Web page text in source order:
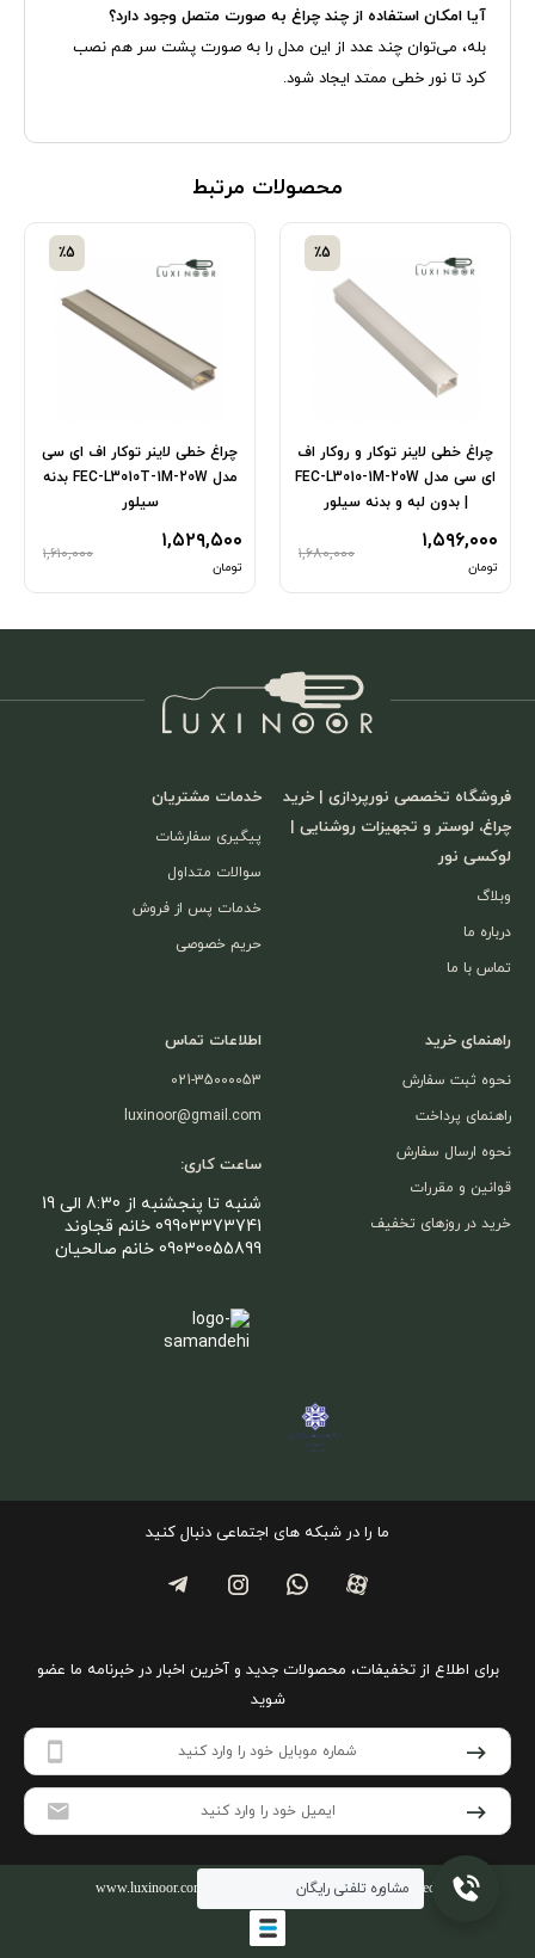
آیا امکان استفاده از چند چراغ به صورت متصل وجود دارد؟
بله، می‌توان چند عدد از این مدل را به صورت پشت سر هم نصب
کرد تا نور خطی ممتد ایجاد شود.
محصولات مرتبط
چراغ خطی لاینر توکار و روکار اف
ای سی مدل FEC-L3010-1M-20W
| بدون لبه و بدنه سیلور
۱,۵۹۶,۰۰۰
تومان
۱,۶۸۰,۰۰۰
٪5
چراغ خطی لاینر توکار اف ای سی
مدل FEC-L3010T-1M-20W بدنه
سیلور
۱,۵۲۹,۵۰۰
تومان
۱,۶۱۰,۰۰۰
٪5
فروشگاه تخصصی نورپردازی | خرید
چراغ، لوستر و تجهیزات روشنایی |
لوکسی نور
وبلاگ
درباره ما
تماس با ما
خدمات مشتریان
پیگیری سفارشات
سوالات متداول
خدمات پس از فروش
حریم خصوصی
راهنمای خرید
نحوه ثبت سفارش
راهنمای پرداخت
نحوه ارسال سفارش
قوانین و مقررات
خرید در روزهای تخفیف
اطلاعات تماس
021-35000053
luxinoor@gmail.com
ساعت کاری:
شنبه تا پنجشنبه از 8:30 الی 19
09903373741 خانم قجاوند
09030055899 خانم صالحیان
ما را در شبکه های اجتماعی دنبال کنید
برای اطلاع از تخفیفات، محصولات جدید و آخرین اخبار در خبرنامه ما عضو
شوید
www.luxinoor.com - Copyright © 2026 - All rights reserved.
مشاوره تلفنی رایگان